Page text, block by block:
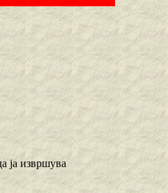
ја извршува